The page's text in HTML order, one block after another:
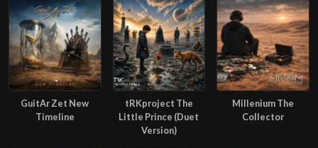
GuitAr Zet New
Timeline
tRKproject The
Little Prince (Duet
Version)
Millenium The
Collector